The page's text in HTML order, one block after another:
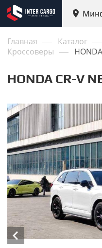
Главная Каталог
Кроссоверы
HONDA CR-V